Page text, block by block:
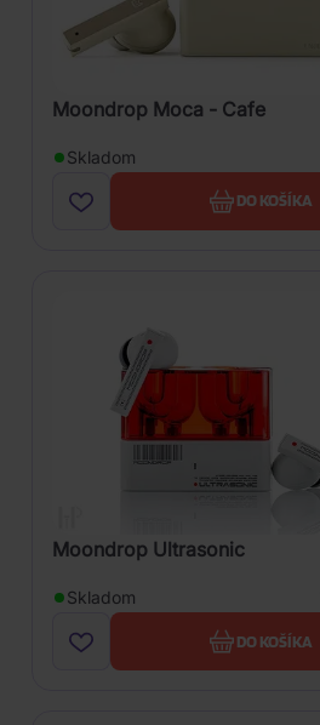
Moondrop Moca - Cafe
Skladom
DO KOŠÍKA
Moondrop Ultrasonic
Skladom
DO KOŠÍKA